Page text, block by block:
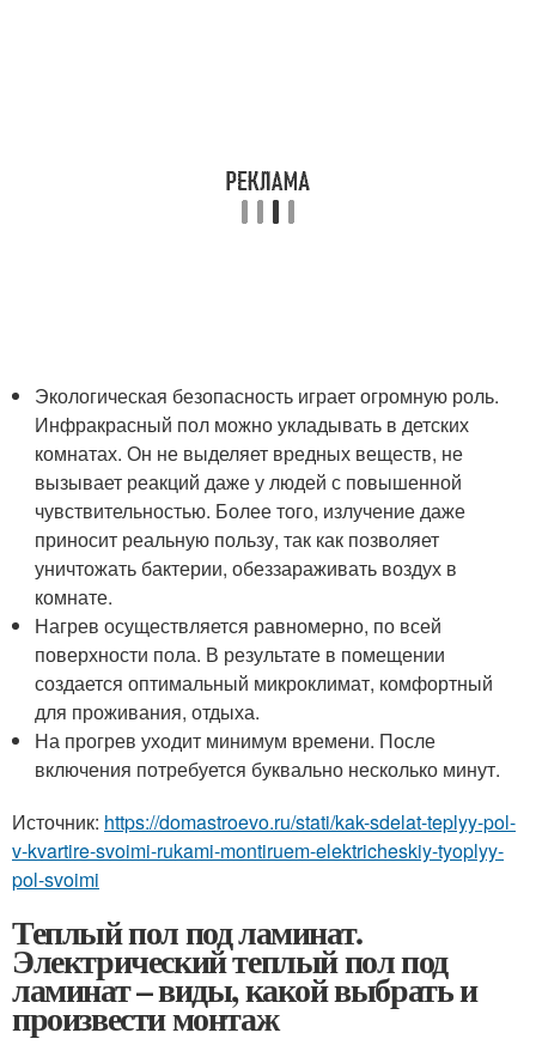
Экологическая безопасность играет огромную роль.
Инфракрасный пол можно укладывать в детских
комнатах. Он не выделяет вредных веществ, не
вызывает реакций даже у людей с повышенной
чувствительностью. Более того, излучение даже
приносит реальную пользу, так как позволяет
уничтожать бактерии, обеззараживать воздух в
комнате.
Нагрев осуществляется равномерно, по всей
поверхности пола. В результате в помещении
создается оптимальный микроклимат, комфортный
для проживания, отдыха.
На прогрев уходит минимум времени. После
включения потребуется буквально несколько минут.
Источник: https://domastroevo.ru/stati/kak-sdelat-teplyy-pol-
v-kvartire-svoimi-rukami-montiruem-elektricheskiy-tyoplyy-
pol-svoimi
Теплый пол под ламинат.
Электрический теплый пол под
ламинат – виды, какой выбрать и
произвести монтаж